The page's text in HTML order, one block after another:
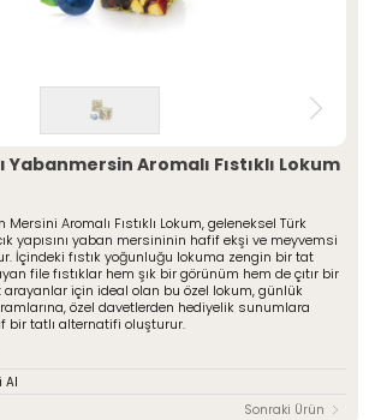
Yabanmersin Aromalı Fıstıklı Lokum
Mersini Aromalı Fıstıklı Lokum, geleneksel Türk
yapısını yaban mersininin hafif ekşi ve meyvemsi
İçindeki fıstık yoğunluğu lokuma zengin bir tat
file fıstıklar hem şık bir görünüm hem de çıtır bir
arayanlar için ideal olan bu özel lokum, günlük
özel davetlerden hediyelik sunumlara
bir tatlı alternatifi oluşturur.
Al
Sonraki Ürün